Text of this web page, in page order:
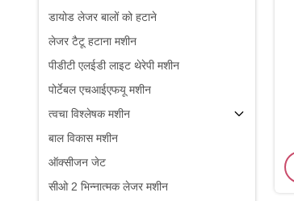
डायोड लेजर बालों को हटाने
लेजर टैटू हटाना मशीन
पीडीटी एलईडी लाइट थेरेपी मशीन
पोर्टेबल एचआईएफयू मशीन
त्वचा विश्लेषक मशीन
बाल विकास मशीन
ऑक्सीजन जेट
सीओ 2 भिन्नात्मक लेजर मशीन